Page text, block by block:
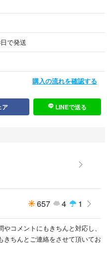
で発送
購入の流れを確認する
ア LINEで送る
657 4 1
コメントにもきちんと対応し、
きちんとご連絡をさせて頂いてお